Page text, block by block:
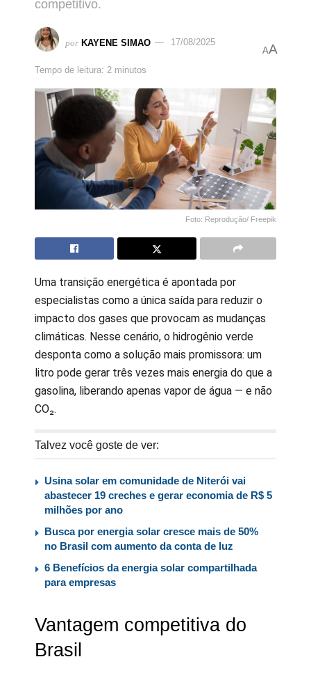
competitivo.
por KAYENE SIMAO 17/08/2025
Tempo de leitura: 2 minutos
AA
Foto: Reprodução/ Freepik
Uma transição energética é apontada por
especialistas como a única saída para reduzir o
impacto dos gases que provocam as mudanças
climáticas. Nesse cenário, o hidrogênio verde
desponta como a solução mais promissora: um
litro pode gerar três vezes mais energia do que a
gasolina, liberando apenas vapor de água — e não
CO₂.
Talvez você goste de ver:
Usina solar em comunidade de Niterói vai
abastecer 19 creches e gerar economia de R$ 5
milhões por ano
Busca por energia solar cresce mais de 50%
no Brasil com aumento da conta de luz
6 Benefícios da energia solar compartilhada
para empresas
Vantagem competitiva do
Brasil